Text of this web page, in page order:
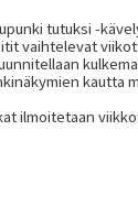
tutuksi -
vaihtelevat
kautta
ilmoitetaan